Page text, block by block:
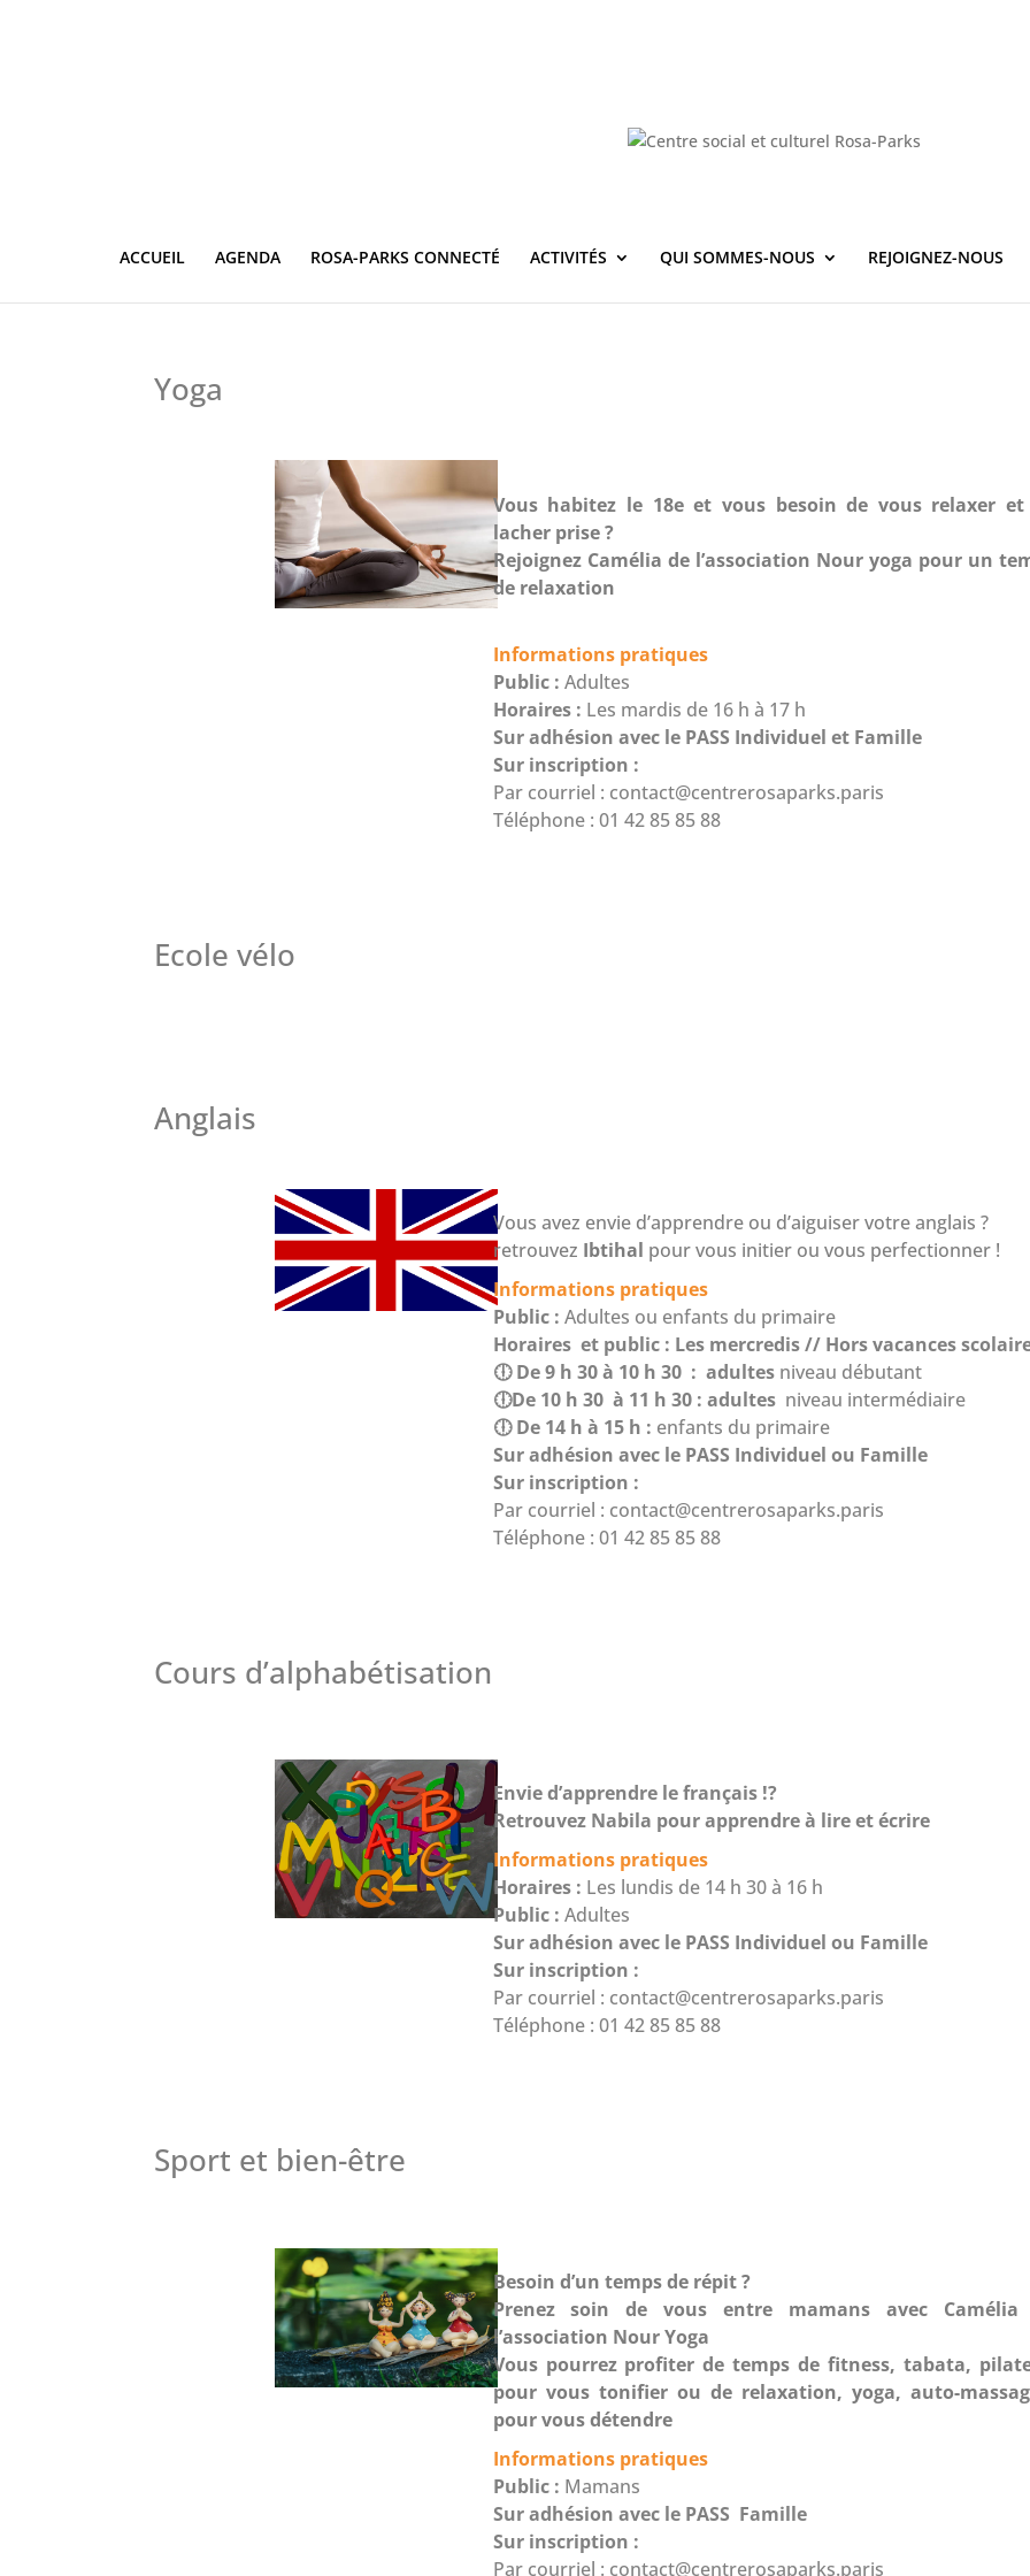
ACCUEIL AGENDA ROSA-PARKS CONNECTÉ ACTIVITÉS QUI SOMMES-NOUS REJOIGNEZ-NOUS
Yoga
Vous habitez le 18e et vous besoin de vous relaxer et
lacher prise ?
Rejoignez Camélia de l’association Nour yoga pour un
de relaxation
Informations pratiques
Public : Adultes
Horaires : Les mardis de 16 h à 17 h
Sur adhésion avec le PASS Individuel et Famille
Sur inscription :
Par courriel : contact@centrerosaparks.paris
Téléphone : 01 42 85 85 88
Ecole vélo
Anglais
Vous avez envie d’apprendre ou d’aiguiser votre anglais ?
retrouvez Ibtihal pour vous initier ou vous perfectionner !
Informations pratiques
Public : Adultes ou enfants du primaire
Horaires et public : Les mercredis // Hors vacances
🕕 De 9 h 30 à 10 h 30 : adultes niveau débutant
🕕De 10 h 30 à 11 h 30 : adultes niveau intermédiaire
🕕 De 14 h à 15 h : enfants du primaire
Sur adhésion avec le PASS Individuel ou Famille
Sur inscription :
Par courriel : contact@centrerosaparks.paris
Téléphone : 01 42 85 85 88
Cours d’alphabétisation
Envie d’apprendre le français !?
Retrouvez Nabila pour apprendre à lire et écrire
Informations pratiques
Horaires : Les lundis de 14 h 30 à 16 h
Public : Adultes
Sur adhésion avec le PASS Individuel ou Famille
Sur inscription :
Par courriel : contact@centrerosaparks.paris
Téléphone : 01 42 85 85 88
Sport et bien-être
Besoin d’un temps de répit ?
Prenez soin de vous entre mamans avec Camélia
l’association Nour Yoga
Vous pourrez profiter de temps de fitness, tabata,
pour vous tonifier ou de relaxation, yoga, auto-
pour vous détendre
Informations pratiques
Public : Mamans
Sur adhésion avec le PASS Famille
Sur inscription :
Par courriel : contact@centrerosaparks.paris